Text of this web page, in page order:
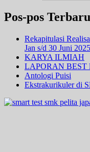
Pos-pos Terbaru
Rekapitulasi
Jan s/d 30 Juni
KARYA ILMIAH
LAPORAN BEST
Antologi Puisi
Ekstrakurikuler di